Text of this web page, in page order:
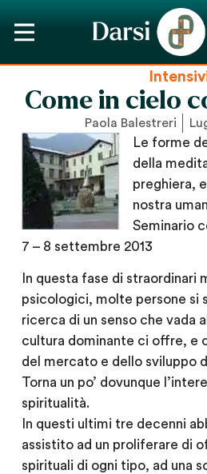
Come in cielo
Paola Balestreri
Le forme
della
preghiera,
nostra
Seminario
7 – 8 settembre 2013
In questa fase di straordinari
psicologici, molte persone si
ricerca di un senso che vada
cultura dominante ci offre, e
del mercato e dello sviluppo
Torna un po’ dovunque
spiritualità.
In questi ultimi tre decenni
assistito ad un proliferare di
spirituali di ogni tipo, ad una